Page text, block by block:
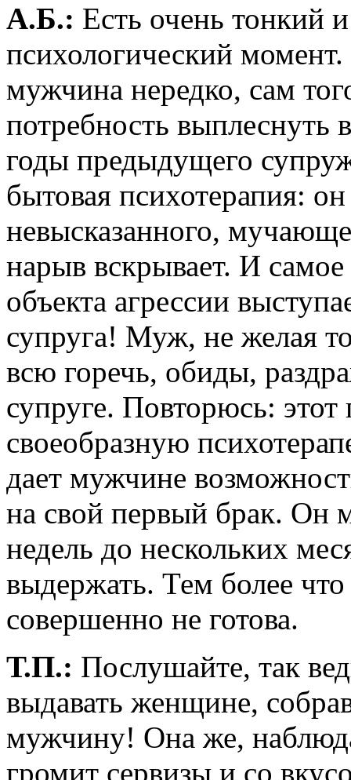
А.Б.: Есть очень тонкий
психологический
мужчина нередко, сам
потребность выплеснуть
годы предыдущего
бытовая психотерапия: он
невысказанного,
нарыв вскрывает. И
объекта агрессии
супруга! Муж, не желая
всю горечь, обиды,
супруге. Повторюсь:
своеобразную
дает мужчине
на свой первый брак. Он
недель до нескольких
выдержать. Тем более
совершенно не готова.
Т.П.: Послушайте, так
выдавать женщине,
мужчину! Она же,
громит сервизы и со